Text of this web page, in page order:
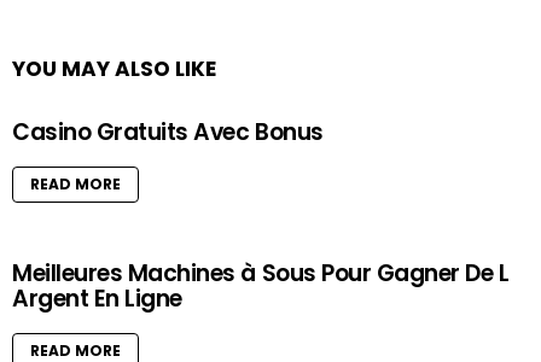
YOU MAY ALSO LIKE
Casino Gratuits Avec Bonus
READ MORE
Meilleures Machines à Sous Pour Gagner De L
Argent En Ligne
READ MORE